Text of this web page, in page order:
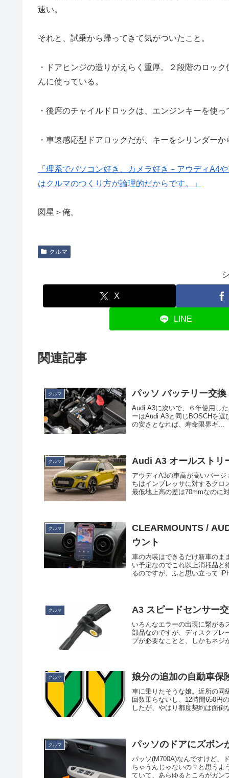
速い。
それと、試乗から帰ってきて気がついたこと。
・ドアヒンジの造りがえらく重厚。２段階のロッ
んに使っている。
・後席のチャイルドロックは、エンジンキーを使
・車速感応型ドアロックだが、キーをシリンダー
「理系でパソコン好き、カメラ好き－アウディA4
はクルマのつくり方が論理的だからです。」
図星＞俺。
クルマ
X
LINE
関連記事
クルマ パッソ バッテリー交
Audi A3に次いで、６年使用し
ーはAudi A3と同じBOSCHを
の安さとなれば、寿命限界ギ...
クルマ Audi A3 オールストリ
アウディA3の車高が高いバー
ちはインプレッサに対するクロ
最低地上高の差は70mmなのに
クルマ
CLEARMOUNTS /
ウント
車の内装はできるだけ新車のま
い予定なのでこれ以上消耗品と
るのですが、ふと思い立って
クルマ A3 スピードセンサー
いろんなエラーの出現に繋がる
部品なのですが、ディスクブレ
プが必要なことと、しかもネジ
クルマ 娘分の追加の自動車保
車に乗りたそうな娘。近所の同
回数乗らないし、12時間650円
したが、やはり都度契約は面倒
クルマ パッソのドアにズボ
パッソ(M700A)なんですけど、
ちゃうんじゃないの？と思うよ
ていて、あらゆるところがガン